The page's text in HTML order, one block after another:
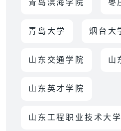
青岛滨海学院 枣
青岛大学 烟台大
山东交通学院 山
山东英才学院
山东工程职业技术大学